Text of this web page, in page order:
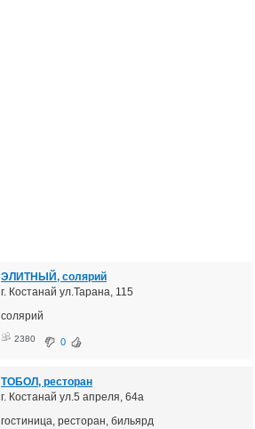
ЭЛИТНЫЙ, солярий
г. Костанай ул.Тарана, 115
солярий
2380 0
ТОБОЛ, ресторан
г. Костанай ул.5 апреля, 64а
гостиница, ресторан, бильярд